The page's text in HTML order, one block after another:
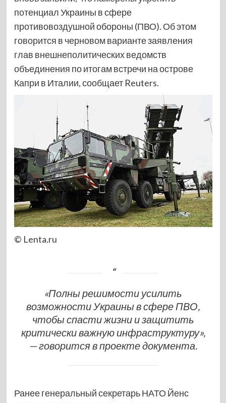
потенциал Украины в сфере
противовоздушной обороны (ПВО). Об этом
говорится в черновом варианте заявления
глав внешнеполитических ведомств
объединения по итогам встречи на острове
Капри в Италии, сообщает Reuters.
© Lenta.ru
«Полны решимости усилить
возможности Украины в сфере ПВО,
чтобы спасти жизни и защитить
критически важную инфраструктуру»,
— говорится в проекте документа.
Ранее генеральный секретарь НАТО Йенс